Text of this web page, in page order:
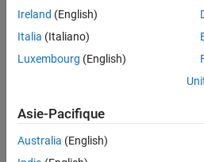
Ireland (English)
Italia (Italiano)
Luxembourg (English)
Asie-Pacifique
Australia (English)